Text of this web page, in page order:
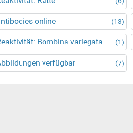
online (13)
Bombina variegata (1)
verfügbar (7)